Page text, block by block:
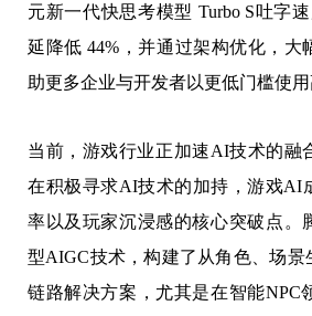
元新一代快思考模型 Turbo S吐字
延降低 44%，并通过架构优化，大
助更多企业与开发者以更低门槛使用
当前，游戏行业正加速AI技术的融
在积极寻求AI技术的加持，游戏AI
率以及玩家沉浸感的核心突破点。
型AIGC技术，构建了从角色、场景
链路解决方案，尤其是在智能NPC